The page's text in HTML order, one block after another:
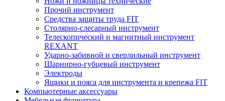
Прочий инструмент
Средства защиты труда FIT
Столярно-слесарный инструмент
Телескопический и магнитный инструмент
REXANT
Ударно-забивной и сверлильный инструмент
Шарнирно-губцевый инструмент
Электроды
Ящики и пояса для инструмента и крепежа FIT
Компьютерные аксессуары